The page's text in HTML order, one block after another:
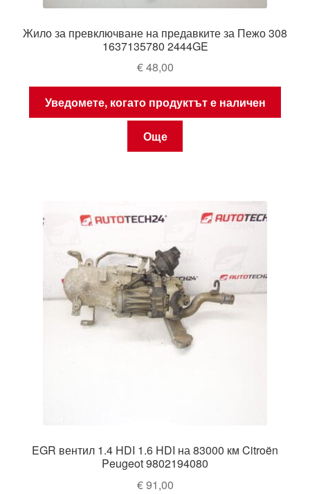
Жило за превключване на предавките за Пежо 308
1637135780 2444GE
€48,00
Уведомете, когато продуктът е наличен
Още
EGR вентил 1.4 HDI 1.6 HDI на 83000 км Citroën
Peugeot 9802194080
€91,00